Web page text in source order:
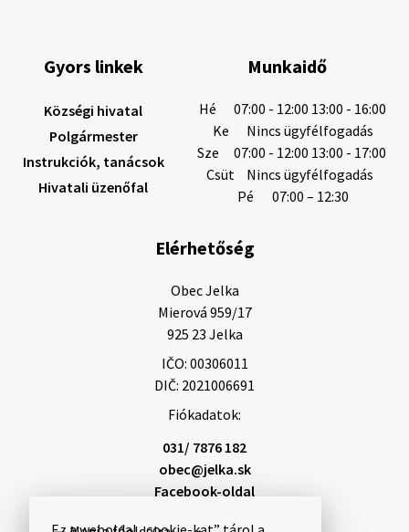
Helyi közlemények: 2026.08.03.
Gyászhirdetések: 2026.08.3. 1/ Tisztelt Lakosság!
temetési szertartás 2026. augusz…
3. augusztus 2026 08:44
Gyászhirdetés: 2026.07.31.
Tisztelt Lakosság! Mély fájdalommal tudatjuk
Önökkel, hogy 48 éves korában távozott az élők
sorából Rajcsányi Norbert, (Annus). A temetési
szertartás 2026. augusztus 5-én, szerdán …
Gyors linkek
Községi hivatal
Polgármester
Instrukciók, tanácsok
Hivatali üzenőfal
Munkaidő
Hé
07:00 - 12:00 13:00 - 16:00
Ke
Nincs ügyfélfogadás
Sze
07:00 - 12:00 13:00 - 17:00
Csüt
Nincs ügyfélfogadás
Pé
07:00 – 12:30
Elérhetőség
Obec Jelka
Mierová 959/17
925 23 Jelka
IČO: 00306011
DIČ: 2021006691
Fiókadatok:
031/ 7876 182
obec@jelka.sk
Facebook-oldal